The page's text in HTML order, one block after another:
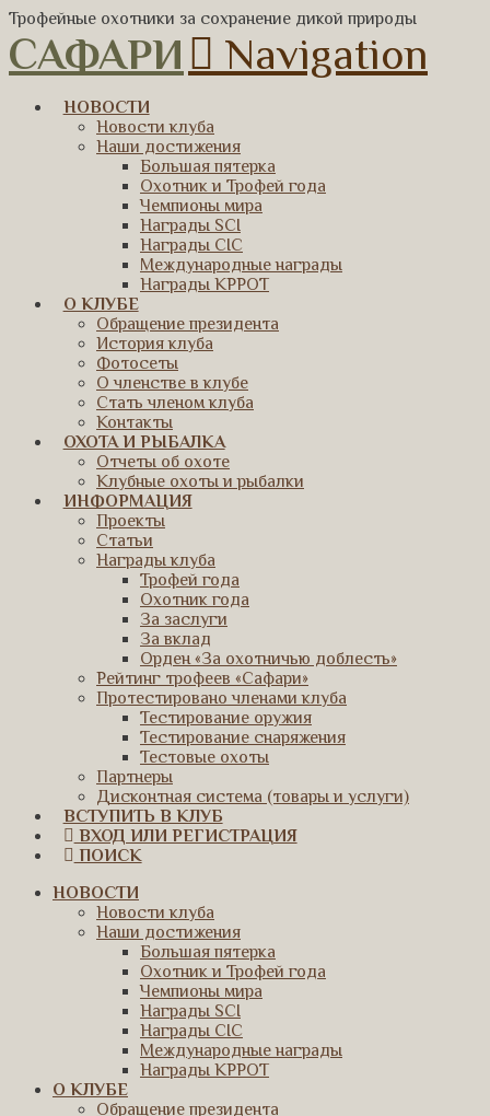
Трофейные охотники за сохранение дикой природы
САФАРИ Navigation
НОВОСТИ
Новости клуба
Наши достижения
Большая пятерка
Охотник и Трофей года
Чемпионы мира
Награды SCI
Награды CIC
Международные награды
Награды КРРОТ
О КЛУБЕ
Обращение президента
История клуба
Фотосеты
О членстве в клубе
Стать членом клуба
Контакты
ОХОТА И РЫБАЛКА
Отчеты об охоте
Клубные охоты и рыбалки
ИНФОРМАЦИЯ
Проекты
Статьи
Награды клуба
Трофей года
Охотник года
За заслуги
За вклад
Орден «За охотничью доблесть»
Рейтинг трофеев «Сафари»
Протестировано членами клуба
Тестирование оружия
Тестирование снаряжения
Тестовые охоты
Партнеры
Дисконтная система (товары и услуги)
ВСТУПИТЬ В КЛУБ
ВХОД ИЛИ РЕГИСТРАЦИЯ
ПОИСК
НОВОСТИ
Новости клуба
Наши достижения
Большая пятерка
Охотник и Трофей года
Чемпионы мира
Награды SCI
Награды CIC
Международные награды
Награды КРРОТ
О КЛУБЕ
Обращение президента